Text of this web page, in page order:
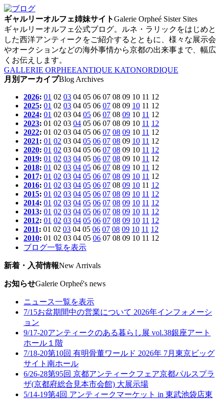
ギャルリーオルフェ姉妹サイトGalerie Orpheé Sister Sites
ギャルリーオルフェ公式ブログ。ルネ・ラリックをはじめと
した西洋アンティークをご紹介するとともに、様々な展示会
やオークションなどの海外事情から京都の出来事まで、幅広
くお伝えします。
GALLERIE ORPHEEANTIQUE KATONORDIQUE
月別アーカイプBlog Archives
2026: 01 02 03 04 05 06 07 08 09 10 11 12
2025: 01 02 03 04 05 06 07 08 09 10 11 12
2024: 01 02 03 04 05 06 07 08 09 10 11 12
2023: 01 02 03 04 05 06 07 08 09 10 11 12
2022: 01 02 03 04 05 06 07 08 09 10 11 12
2021: 01 02 03 04 05 06 07 08 09 10 11 12
2020: 01 02 03 04 05 06 07 08 09 10 11 12
2019: 01 02 03 04 05 06 07 08 09 10 11 12
2018: 01 02 03 04 05 06 07 08 09 10 11 12
2017: 01 02 03 04 05 06 07 08 09 10 11 12
2016: 01 02 03 04 05 06 07 08 09 10 11 12
2015: 01 02 03 04 05 06 07 08 09 10 11 12
2014: 01 02 03 04 05 06 07 08 09 10 11 12
2013: 01 02 03 04 05 06 07 08 09 10 11 12
2012: 01 02 03 04 05 06 07 08 09 10 11 12
2011: 01 02 03 04 05 06 07 08 09 10 11 12
2010: 01 02 03 04 05 06 07 08 09 10 11 12
ブログ一覧を表示
新着・入荷情報New Arrivals
お知らせGalerie Orpheé's news
ニュース一覧を表示
7/15お盆期間中の営業について 2026年インフォメーシ
ョン
9/17-20アンティークのある暮らし展 vol.38銀座アート
ホール１階
7/18-20第10回 有明骨董ワールド 2026年 7月 東京ビッグ
サイト南ホール
6/26-28第95回 京都アンティークフェア京都パルスプラ
ザ(京都府総合見本市会館) 大展示場
5/14-19第4回 アンティークマーケット in 東武池袋店東